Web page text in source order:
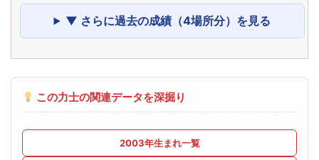
▼ さらに過去の成績（4場所分）を見る
この力士の関連データを深掘り
2003年生まれ一覧